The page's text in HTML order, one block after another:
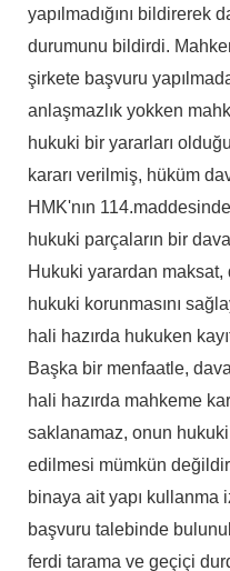
yapılmadığını bildirerek
durumunu bildirdi.
şirkete başvuru
anlaşmazlık yokken
hukuki bir yararları
kararı verilmiş, hüküm
HMK'nın
hukuki parçaların bir
Hukuki yarardan maksat,
hukuki korunmasını
hali hazırda hukuken
Başka bir menfaatle,
hali hazırda mahkeme
saklanamaz, onun
edilmesi mümkün
binaya ait yapı kullanma
başvuru talebinde
ferdi tarama ve geçiçi